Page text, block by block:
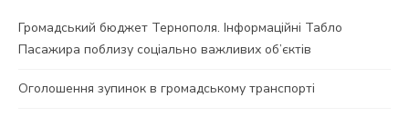
Громадський бюджет Тернополя. Інформаційні Табло
Пасажира поблизу соціально важливих об’єктів
Оголошення зупинок в громадському транспорті